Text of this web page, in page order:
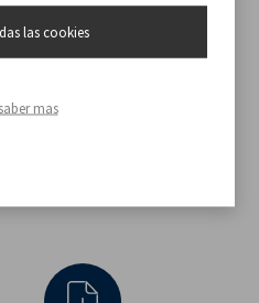
antiadherente y lavable y
de la cocción. Capacidad
y hornea pan. Tiene 12
mantienen calientes durante
de 13 horas. Taza medidora y
antideslizantes.
las cookies
mas